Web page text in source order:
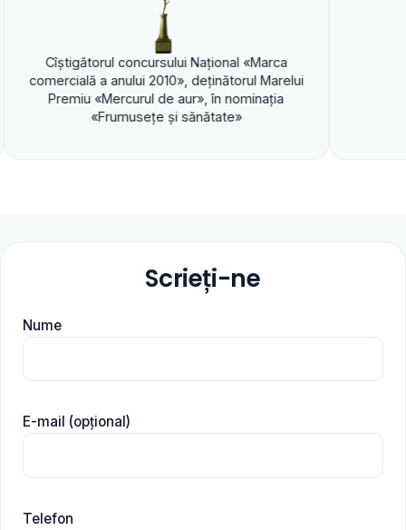
concursului Naţional «Marca
a anului 2010», deţinătorul Marelui
«Mercurul de aur», în nominaţia
«Frumuseţe şi sănătate»
Scrieți-ne
Nume
E-mail (opțional)
Telefon